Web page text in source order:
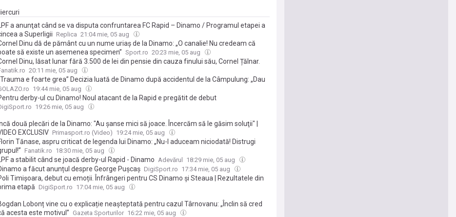
LPF a anunţat când se va disputa confruntarea FC Rapid – Dinamo / Programul etapei a
a Superligii Replica 21:04 mie, 05 aug
Dinu dă de pământ cu un nume uriaș de la Dinamo: „O canalie! Nu credeam că
să existe un asemenea specimen” Sport.ro 20:23 mie, 05 aug
Dinu, lăsat lunar fără 3.500 de lei din pensie din cauza finului său, Cornel Țălnar.
neștiute ale scandalului dintre marile glorii ale lui Dinamo
20:11 mie, 05 aug
e foarte grea” Decizia luată de Dinamo după accidentul de la Câmpulung: „Dau
bugetul peste cap” + Ce urmează
19:44 mie, 05 aug
derby-ul cu Dinamo! Noul atacant de la Rapid e pregătit de debut
19:26 mie, 05 aug
două plecări de la Dinamo: "Au şanse mici să joace. Încercăm să le găsim soluţii" |
EXCLUSIV Primasport.ro (Video) 19:24 mie, 05 aug
Tănase, aspru criticat de legenda lui Dinamo: „Nu-l aduceam niciodată! Distrugi
Fanatik.ro 18:30 mie, 05 aug
LPF a stabilit când se joacă derby-ul Rapid - Dinamo Adevărul 18:29 mie, 05 aug
a făcut anunțul despre George Pușcaș DigiSport.ro 17:34 mie, 05 aug
Timișoara, debut cu emoții. Înfrângeri pentru CS Dinamo și Steaua | Rezultatele din
etapă DigiSport.ro 17:04 mie, 05 aug
Lobonț vine cu o explicație neașteptată pentru cazul Târnovanu: „Înclin să cred
acesta este motivul” Gazeta Sporturilor 16:22 mie, 05 aug